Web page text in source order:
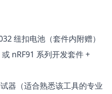
纽扣电池（套件内附赠）
nRF91 系列开发套件 +
器（适合熟悉该工具的专业